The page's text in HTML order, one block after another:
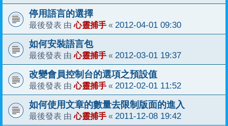
停用語言的選擇
最後發表 由心靈捕手 « 2012-04-01 09:30
如何安裝語言包
最後發表 由心靈捕手 « 2012-03-01 19:37
改變會員控制台的選項之預設值
最後發表 由心靈捕手 « 2012-02-01 11:52
如何使用文章的數量去限制版面的進入
最後發表 由心靈捕手 « 2011-12-08 19:42